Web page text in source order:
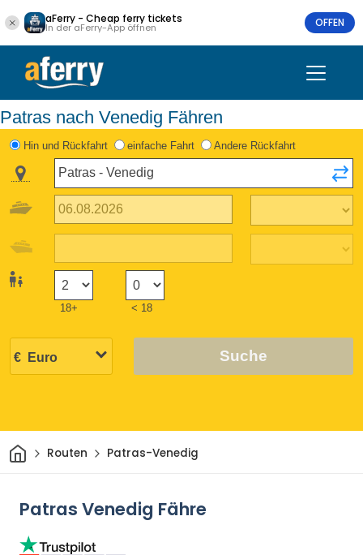
aFerry - Cheap ferry tickets
In der aFerry-App öffnen OFFEN
Patras nach Venedig Fähren
Hin und Rückfahrt einfache Fahrt Andere Rückfahrt
18+ < 18
Suche
HeimRouten Patras-Venedig
Patras Venedig Fähre